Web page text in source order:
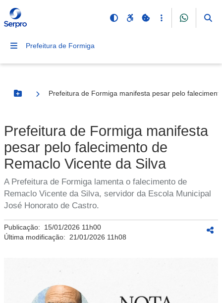
Prefeitura de Formiga
Botão Menu
Prefeitura de Formiga manifesta pesar pelo
Prefeitura de Formiga manifesta
pesar pelo falecimento de
Remaclo Vicente da Silva
A Prefeitura de Formiga lamenta o falecimento de
Remaclo Vicente da Silva, servidor da Escola Municipal
José Honorato de Castro.
Publicação: 15/01/2026 11h00
Última modificação: 21/01/2026 11h08